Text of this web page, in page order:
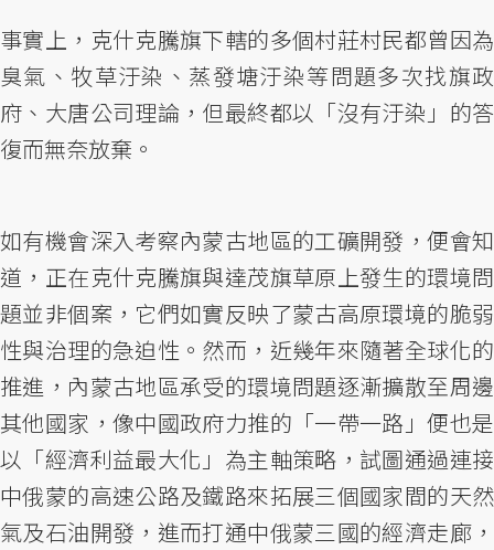
事實上，克什克騰旗下轄的多個村莊村民都曾因為
臭氣、牧草汙染、蒸發塘汙染等問題多次找旗政
府、大唐公司理論，但最終都以「沒有汙染」的答
復而無奈放棄。
如有機會深入考察內蒙古地區的工礦開發，便會知
道，正在克什克騰旗與達茂旗草原上發生的環境問
題並非個案，它們如實反映了蒙古高原環境的脆弱
性與治理的急迫性。然而，近幾年來隨著全球化的
推進，內蒙古地區承受的環境問題逐漸擴散至周邊
其他國家，像中國政府力推的「一帶一路」便也是
以「經濟利益最大化」為主軸策略，試圖通過連接
中俄蒙的高速公路及鐵路來拓展三個國家間的天然
氣及石油開發，進而打通中俄蒙三國的經濟走廊，